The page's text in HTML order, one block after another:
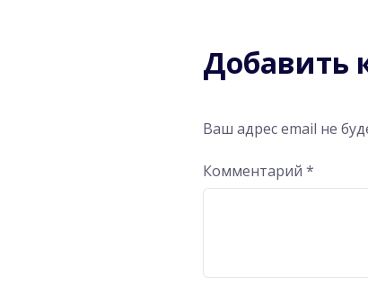
Добавить
Ваш адрес email не
Комментарий*